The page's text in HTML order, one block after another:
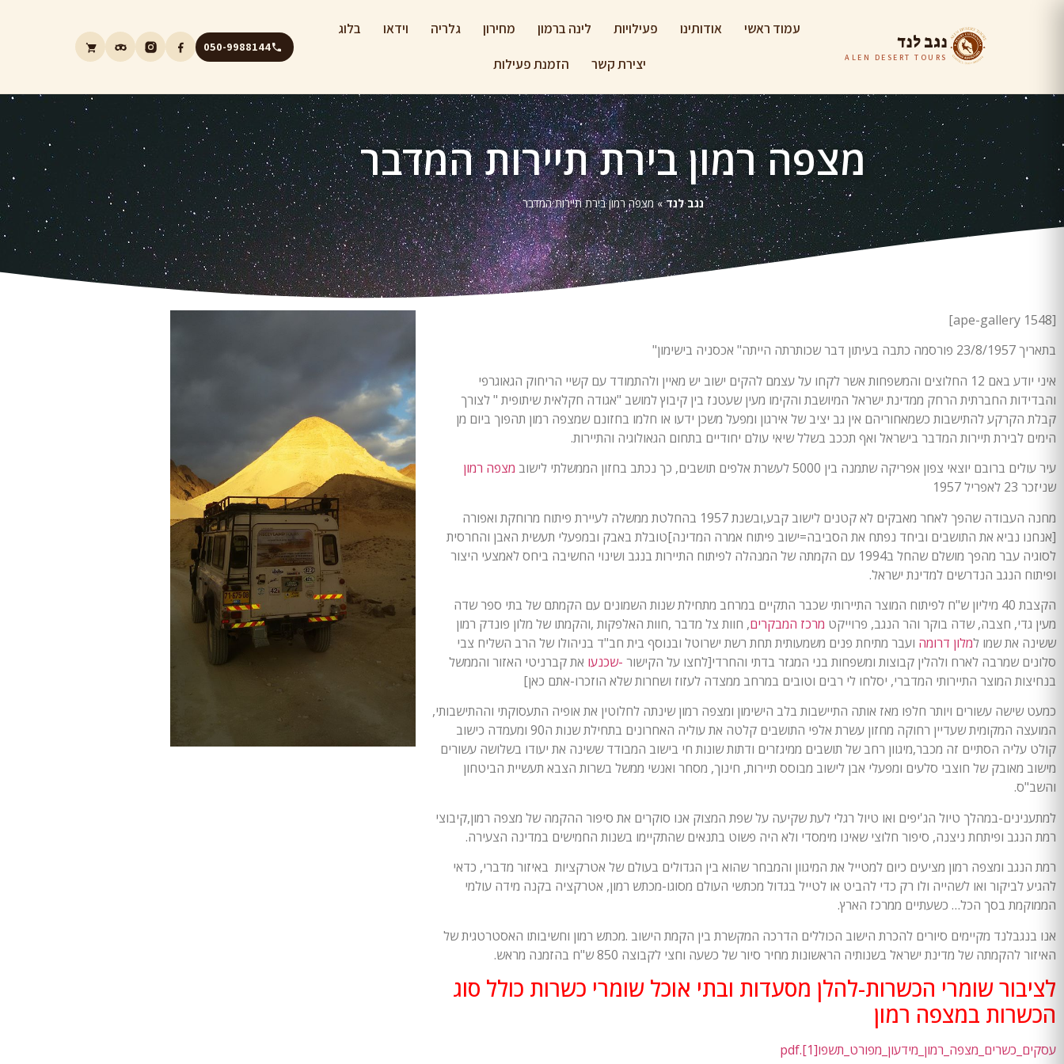
נגב לנד
ALEN DESERT TOURS
עמוד ראשי אודותינו פעילויות לינה ברמון מחירון גלריה וידאו בלוג
יצירת קשר הזמנת פעילות
050-9988144
מצפה רמון בירת תיירות המדבר
נגב לנד»מצפה רמון בירת תיירות המדבר
[ape-gallery 1548]
בתאריך 23/8/1957 פורסמה כתבה בעיתון דבר שכותרתה הייתה" אכסניה בישימון"
איני יודע באם 12 החלוצים והמשפחות אשר לקחו על עצמם להקים ישוב יש מאיין ולהתמודד עם קשיי הריחוק הגאוגרפי
והבדידות החברתית הרחק ממדינת ישראל המיושבת והקימו מעין שעטנז בין קיבוץ למושב "אגודה חקלאית שיתופית " לצורך
קבלת הקרקע להתישבות כשמאחוריהם אין גב יציב של אירגון ומפעל משכן ידעו או חלמו בחזונם שמצפה רמון תהפוך ביום מן
הימים לבירת תיירות המדבר בישראל ואף תככב בשלל שיאי עולם יחודיים בתחום הגאולוגיה והתיירות.
עיר עולים ברובם יוצאי צפון אפריקה שתמנה בין 5000 לעשרת אלפים תושבים, כך נכתב בחזון הממשלתי לישוב
מצפה רמון
שניזכר 23 לאפריל 1957
מחנה העבודה שהפך לאחר מאבקים לא קטנים לישוב קבע,ובשנת 1957 בהחלטת ממשלה לעיירת פיתוח מרוחקת ואפורה
[אנחנו נביא את התושבים וביחד נפתח את הסביבה=ישוב פיתוח אמרה המדינה]טובלת באבק ובמפעלי תעשית האבן והחרסית
לסוגיה עבר מהפך מושלם שהחל ב1994 עם הקמתה של המנהלה לפיתוח התיירות בנגב ושינוי החשיבה ביחס לאמצעי היצור
ופיתוח הנגב הנדרשים למדינת ישראל.
הקצבת 40 מיליון ש"ח לפיתוח המוצר התיירותי שכבר התקיים במרחב מתחילת שנות השמונים עם הקמתם של בתי ספר שדה
מעין גדי, חצבה, שדה בוקר והר הנגב, פרוייקט מרכז המבקרים, חוות צל מדבר ,חוות האלפקות ,והקמתו של מלון פונדק רמון
ששינה את שמו למלון דרומה ועבר מתיחת פנים משמעותית תחת רשת ישרוטל ובנוסף בית חב"ד בניהולו של הרב השליח צבי
סלונים שמרבה לארח ולהלין קבוצות ומשפחות בני המגזר בדתי והחרדי[לחצו על הקישור -שכנעו את קברניטי האזור והממשל
בנחיצות המוצר התיירותי המדברי, יסלחו לי רבים וטובים במרחב ממצדה לעזוז ושחרות שלא הוזכרו-אתם כאן]
כמעט שישה עשורים ויותר חלפו מאז אותה התיישבות בלב הישימון ומצפה רמון שינתה לחלוטין את אופיה התעסוקתי וההתישבותי,
המועצה המקומית שעדיין רחוקה מחזון עשרת אלפי התושבים קלטה את עוליה האחרונים בתחילת שנות ה90 ומעמדה כישוב
קולט עליה הסתיים זה מכבר,מיגוון רחב של תושבים ממיגזרים ודתות שונות חי בישוב המבודד ששינה את יעודו בשלושה עשורים
מישוב מאובק של חוצבי סלעים ומפעלי אבן לישוב מבוסס תיירות, חינוך, מסחר ואנשי ממשל בשרות הצבא תעשיית הביטחון
והשב"ס.
למתענינים-במהלך טיול הג'יפים ואו טיול רגלי לעת שקיעה על שפת המצוק אנו סוקרים את סיפור ההקמה של מצפה רמון,קיבוצי
רמת הנגב ופיתחת ניצנה, סיפור חלוצי שאינו מימסדי ולא היה פשוט בתנאים שהתקיימו בשנות החמישים במדינה הצעירה.
רמת הנגב ומצפה רמון מציעים כיום למטייל את המיגוון והמבחר שהוא בין הגדולים בעולם של אטרקציות באיזור מדברי, כדאי
להגיע לביקור ואו לשהייה ולו רק כדי להביט או לטייל בגדול מכתשי העולם מסוגו-מכתש רמון, אטרקציה בקנה מידה עולמי
הממוקמת בסך הכל… כשעתיים ממרכז הארץ.
אנו בנגבלנד מקיימים סיורים להכרת הישוב הכוללים הדרכה המקשרת בין הקמת הישוב .מכתש רמון וחשיבותו האסטרטגית של
האיזור להקמתה של מדינת ישראל בשנותיה הראשונות מחיר סיור של כשעה וחצי לקבוצה 850 ש"ח בהזמנה מראש.
לציבור שומרי הכשרות-להלן מסעדות ובתי אוכל שומרי כשרות כולל סוג
הכשרות במצפה רמון
עסקים_כשרים_מצפה_רמון_מידעון_מפורט_תשפו[1].pdf